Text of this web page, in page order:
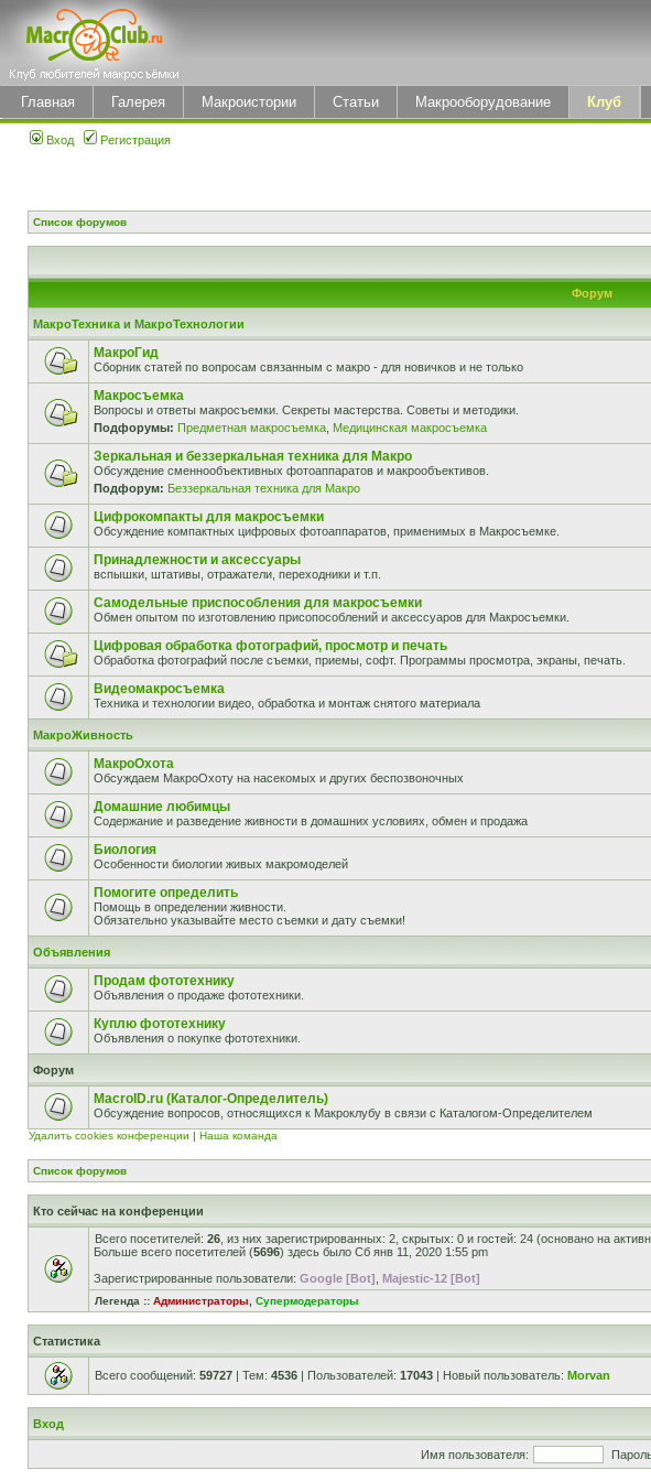
Главная Галерея Макроистории Статьи Макрооборудование Клуб
Вход Регистрация
Список форумов
Форум
МакроТехника и МакроТехнологии
МакроГид
Сборник статей по вопросам связанным с макро - для новичков и не только
Макросъемка
Вопросы и ответы макросъемки. Секреты мастерства. Советы и методики.
Подфорумы: Предметная макросъемка Медицинская макросъемка
Зеркальная и беззеркальная техника для Макро
Обсуждение сменнообъективных фотоаппаратов и макрообъективов.
Подфорум: Беззеркальная техника для Макро
Цифрокомпакты для макросъемки
Обсуждение компактных цифровых фотоаппаратов, применимых в Макросъемке.
Принадлежности и аксессуары
вспышки, штативы, отражатели, переходники и т.п.
Самодельные приспособления для макросъемки
Обмен опытом по изготовлению присопособлений и аксессуаров для Макросъемки.
Цифровая обработка фотографий, просмотр и печать
Обработка фотографий после съемки, приемы, софт. Программы просмотра, экраны, печать.
Видеомакросъемка
Техника и технологии видео, обработка и монтаж снятого материала
МакроЖивность
МакроОхота
Обсуждаем МакроОхоту на насекомых и других беспозвоночных
Домашние любимцы
Содержание и разведение живности в домашних условиях, обмен и продажа
Биология
Особенности биологии живых макромоделей
Помогите определить
Помощь в определении живности.
Обязательно указывайте место съемки и дату съемки!
Объявления
Продам фототехнику
Объявления о продаже фототехники.
Куплю фототехнику
Объявления о покупке фототехники.
Форум
MacroID.ru (Каталог-Определитель)
Обсуждение вопросов, относящихся к Макроклубу в связи с Каталогом-Определителем
Удалить cookies конференции | Наша команда
Список форумов
Кто сейчас на конференции
Всего посетителей: 26 , из них зарегистрированных: 2, скрытых: 0 и гостей: 24 (основано на
Больше всего посетителей (5696) здесь было Сб янв 11, 2020 1:55 pm
Зарегистрированные пользователи: Google [Bot] Majestic-12 [Bot]
Легенда :: Администраторы Супермодераторы
Статистика
Всего сообщений: 59727 | Тем: 4536 | Пользователей: 17043 | Новый пользователь: Morvan
Вход
Имя пользователя: